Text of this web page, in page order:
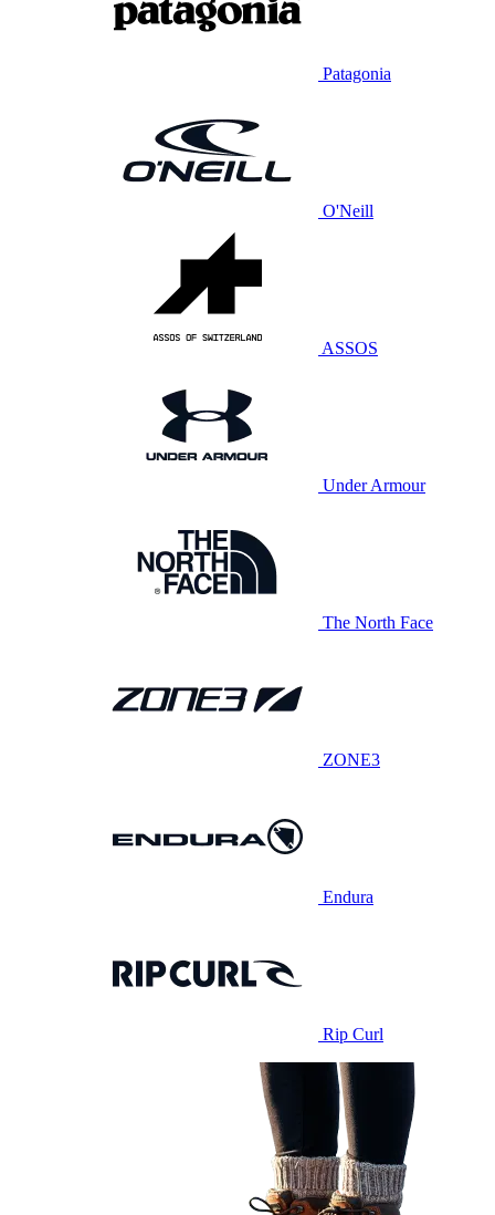
Patagonia
O'Neill
ASSOS
Under Armour
The North Face
ZONE3
Endura
Rip Curl